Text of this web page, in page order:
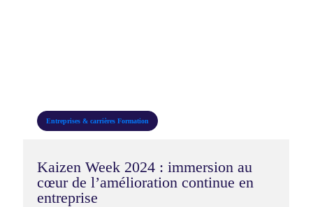
Entreprises & carrières Formation
Kaizen Week 2024 : immersion au
cœur de l’amélioration continue en
entreprise